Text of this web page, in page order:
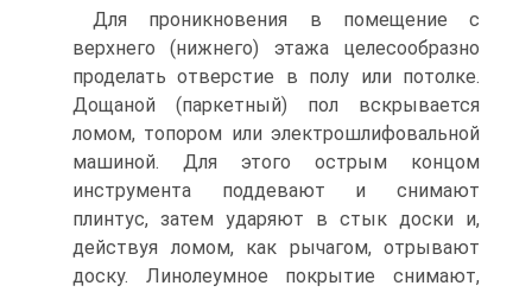
Для проникновения в помещение с
верхнего (нижнего) этажа целесообразно
проделать отверстие в полу или потолке.
Дощаной (паркетный) пол вскрывается
ломом, топором или электрошлифовальной
машиной. Для этого острым концом
инструмента поддевают и снимают
плинтус, затем ударяют в стык доски и,
действуя ломом, как рычагом, отрывают
доску. Линолеумное покрытие снимают,